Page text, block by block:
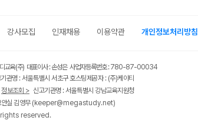
강사모집 인재채용 이용약관 개인정보처리방침
교육(주) 대표이사 : 손성은 사업자등록번호 : 780-87-00034
관명 : 서울특별시 서초구 호스팅제공자 : (주)케이티
정보조회 > 신고기관명 : 서울특별시 강남교육지원청
실 김영무(keeper@megastudy.net)
reserved.